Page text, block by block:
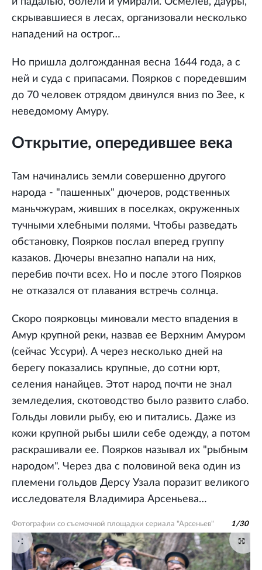
скрывавшиеся в лесах, организовали несколько
нападений на острог…
Но пришла долгожданная весна 1644 года, а с
ней и суда с припасами. Поярков с поредевшим
до 70 человек отрядом двинулся вниз по Зее, к
неведомому Амуру.
Открытие, опередившее века
Там начинались земли совершенно другого
народа - "пашенных" дючеров, родственных
маньчжурам, живших в поселках, окруженных
тучными хлебными полями. Чтобы разведать
обстановку, Поярков послал вперед группу
казаков. Дючеры внезапно напали на них,
перебив почти всех. Но и после этого Поярков
не отказался от плавания встречь солнца.
Скоро поярковцы миновали место впадения в
Амур крупной реки, назвав ее Верхним Амуром
(сейчас Уссури). А через несколько дней на
берегу показались крупные, до сотни юрт,
селения нанайцев. Этот народ почти не знал
земледелия, скотоводство было развито слабо.
Гольды ловили рыбу, ею и питались. Даже из
кожи крупной рыбы шили себе одежду, а потом
раскрашивали ее. Поярков называл их "рыбным
народом". Через два с половиной века один из
племени гольдов Дерсу Узала поразит великого
исследователя Владимира Арсеньева…
Фотографии со съемочной площадки сериала "Арсеньев" 1/30